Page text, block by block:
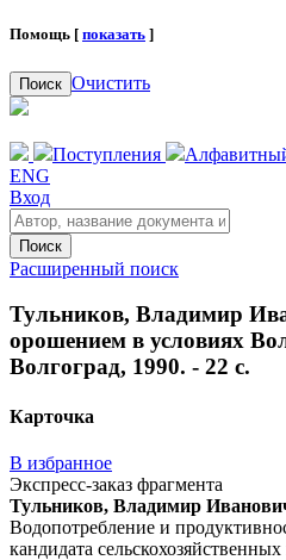
Помощь [ показать ]
Поиск Очистить
Поступления
ENG
Вход
Поиск
Расширенный поиск
Тульников, Владимир
орошением в условиях
Волгоград, 1990. - 22 с.
Карточка
В избранное
Экспресс-заказ фрагмента
Тульников, Владимир
Водопотребление и
кандидата